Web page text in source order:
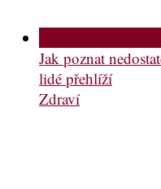
Jak poznat
lidé přehlíží
Zdraví